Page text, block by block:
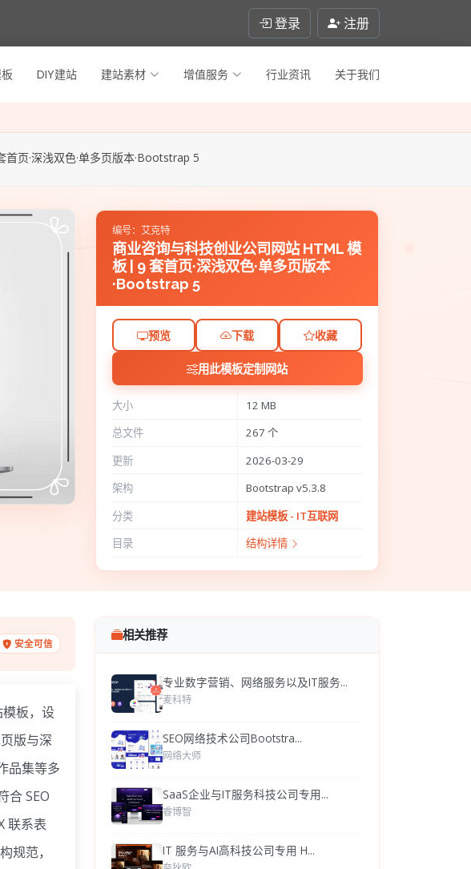
登录 注册
DIY建站 建站素材 增值服务 行业资讯 关于我们
页·深浅双色·单多页版本·Bootstrap 5
编号：艾克特
商业咨询与科技创业公司网站 HTML 模
板 | 9 套首页·深浅双色·单多页版本
·Bootstrap 5
预览 下载 收藏
用此模板定制网站
大小
12 MB
总文件
267 个
更新
2026-03-29
架构
Bootstrap v5.3.8
分类
建站模板 - IT互联网
目录
结构详情
安全可信
板，设
版与深
品集等多
合 SEO
联系表
规范，
相关推荐
专业数字营销、网络服务以及IT服务...
麦科特
SEO网络技术公司Bootstra...
网络大师
SaaS企业与IT服务科技公司专用...
睿博智
IT 服务与AI高科技公司专用 H...